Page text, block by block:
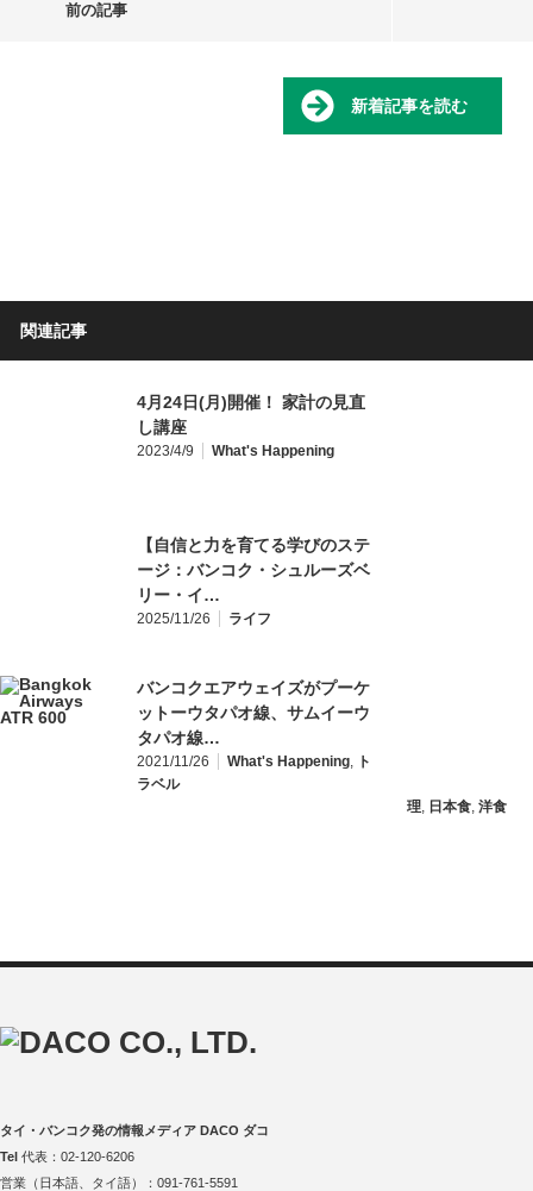
前の記事
新着記事を読む
関連記事
4月24日(月)開催！ 家計の見直
し講座
2023/4/9 What's Happening
【自信と力を育てる学びのステ
ージ：バンコク・シュルーズベ
リー・イ…
2025/11/26 ライフ
バンコクエアウェイズがプーケ
ットーウタパオ線、サムイーウ
タパオ線…
2021/11/26 What's Happening,
ト
ラベル
理, 日本食, 洋食
タイ・バンコク発の情報メディア DACO ダコ
Tel 代表：02-120-6206
営業（日本語、タイ語）：091-761-5591